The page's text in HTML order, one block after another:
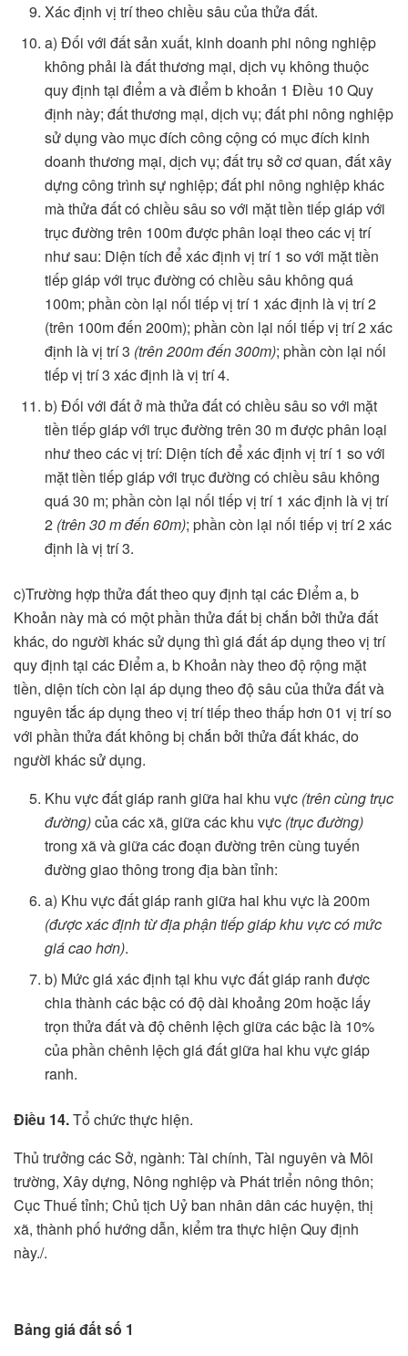
Xác định vị trí theo chiều sâu của thửa đất.
a) Đối với đất sản xuất, kinh doanh phi nông nghiệp
không phải là đất thương mại, dịch vụ không thuộc
quy định tại điểm a và điểm b khoản 1 Điều 10 Quy
định này; đất thương mại, dịch vụ; đất phi nông nghiệp
sử dụng vào mục đích công cộng có mục đích kinh
doanh thương mại, dịch vụ; đất trụ sở cơ quan, đất xây
dựng công trình sự nghiệp; đất phi nông nghiệp khác
mà thửa đất có chiều sâu so với mặt tiền tiếp giáp với
trục đường trên 100m được phân loại theo các vị trí
như sau: Diện tích để xác định vị trí 1 so với mặt tiền
tiếp giáp với trục đường có chiều sâu không quá
100m; phần còn lại nối tiếp vị trí 1 xác định là vị trí 2
(trên 100m đến 200m); phần còn lại nối tiếp vị trí 2 xác
định là vị trí 3 (trên 200m đến 300m); phần còn lại nối
tiếp vị trí 3 xác định là vị trí 4.
b) Đối với đất ở mà thửa đất có chiều sâu so với mặt
tiền tiếp giáp với trục đường trên 30 m được phân loại
như theo các vị trí: Diện tích để xác định vị trí 1 so với
mặt tiền tiếp giáp với trục đường có chiều sâu không
quá 30 m; phần còn lại nối tiếp vị trí 1 xác định là vị trí
2 (trên 30 m đến 60m); phần còn lại nối tiếp vị trí 2 xác
định là vị trí 3.
c)Trường hợp thửa đất theo quy định tại các Điểm a, b
Khoản này mà có một phần thửa đất bị chắn bởi thửa đất
khác, do người khác sử dụng thì giá đất áp dụng theo vị trí
quy định tại các Điểm a, b Khoản này theo độ rộng mặt
tiền, diện tích còn lại áp dụng theo độ sâu của thửa đất và
nguyên tắc áp dụng theo vị trí tiếp theo thấp hơn 01 vị trí so
với phần thửa đất không bị chắn bởi thửa đất khác, do
người khác sử dụng.
Khu vực đất giáp ranh giữa hai khu vực (trên cùng trục
đường)của các xã, giữa các khu vực (trục đường)
trong xã và giữa các đoạn đường trên cùng tuyến
đường giao thông trong địa bàn tỉnh:
a) Khu vực đất giáp ranh giữa hai khu vực là 200m
(được xác định từ địa phận tiếp giáp khu vực có mức
giá cao hơn).
b) Mức giá xác định tại khu vực đất giáp ranh được
chia thành các bậc có độ dài khoảng 20m hoặc lấy
trọn thửa đất và độ chênh lệch giữa các bậc là 10%
của phần chênh lệch giá đất giữa hai khu vực giáp
ranh.
Điều 14.Tổ chức thực hiện.
Thủ trưởng các Sở, ngành: Tài chính, Tài nguyên và Môi
trường, Xây dựng, Nông nghiệp và Phát triển nông thôn;
Cục Thuế tỉnh; Chủ tịch Uỷ ban nhân dân các huyện, thị
xã, thành phố hướng dẫn, kiểm tra thực hiện Quy định
này./.
Bảng giá đất số 1